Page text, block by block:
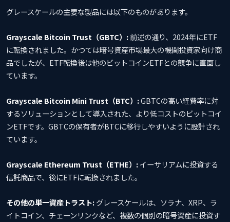
グレースケールの主要な製品には以下のものがあります。
Grayscale Bitcoin Trust（GBTC）:前述の通り、2024年にETF
に転換されました。かつては暗号資産市場最大の機関投資家向け商
品でしたが、ETF転換後は他のビットコインETFとの競争に直面し
ています。
Grayscale Bitcoin Mini Trust（BTC）:GBTCの高い経費率に対
するソリューションとして導入された、より低コストのビットコイ
ンETFです。GBTCの保有者がBTCに移行しやすいように設計され
ています。
Grayscale Ethereum Trust（ETHE）:イーサリアムに投資する
信託商品で、後にETFに転換されました。
その他の単一資産トラスト:グレースケールは、ソラナ、XRP、ラ
イトコイン、チェーンリンクなど、複数の個別の暗号資産に投資す